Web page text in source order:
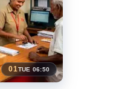
01TUE 06:50